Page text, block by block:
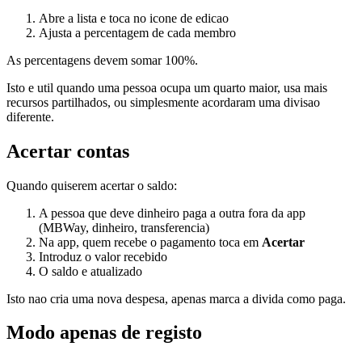
Abre a lista e toca no icone de edicao
Ajusta a percentagem de cada membro
As percentagens devem somar 100%.
Isto e util quando uma pessoa ocupa um quarto maior, usa mais
recursos partilhados, ou simplesmente acordaram uma divisao
diferente.
Acertar contas
Quando quiserem acertar o saldo:
A pessoa que deve dinheiro paga a outra fora da app
(MBWay, dinheiro, transferencia)
Na app, quem recebe o pagamento toca em Acertar
Introduz o valor recebido
O saldo e atualizado
Isto nao cria uma nova despesa, apenas marca a divida como paga.
Modo apenas de registo